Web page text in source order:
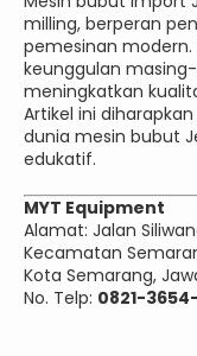
milling, berperan
pemesinan
keunggulan
meningkatkan
Artikel ini
dunia mesin bubut
edukatif.
MYT Equipment
Alamat: Jalan
Kecamatan
Kota Semarang,
No. Telp: 0821-